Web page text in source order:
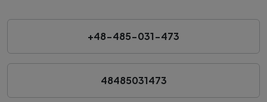
+48-485-031-473
48485031473